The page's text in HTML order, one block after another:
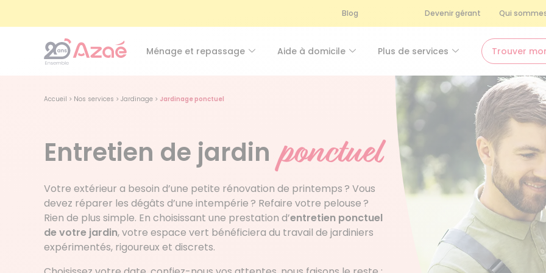
Blog Devenir gérant Qui
Ménage et repassage Aide à domicile Plus de services Trouver
Accueil > Nos services > Jardinage > Jardinage ponctuel
Entretien de jardin ponctuel
Votre extérieur a besoin d’une petite rénovation de printemps ? Vous
devez réparer les dégâts d’une intempérie ? Refaire votre pelouse ?
Rien de plus simple. En choisissant une prestation d’entretien ponctuel
de votre jardin, votre espace vert bénéficiera du travail de jardiniers
expérimentés, rigoureux et discrets.